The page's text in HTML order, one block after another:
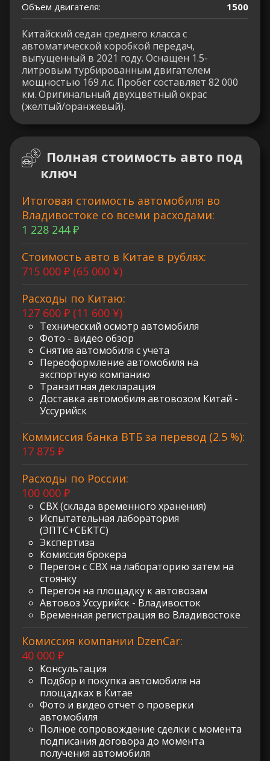
Объем двигателя:
1500
Китайский седан среднего класса с
автоматической коробкой передач,
выпущенный в 2021 году. Оснащен 1.5-
литровым турбированным двигателем
мощностью 169 л.с. Пробег составляет 82 000
км. Оригинальный двухцветный окрас
(желтый/оранжевый).
Полная стоимость авто под
ключ
Итоговая стоимость автомобиля во
Владивостоке со всеми расходами:
1 228 244 ₽
Стоимость авто в Китае в рублях:
715 000 ₽ (65 000 ¥)
Расходы по Китаю:
127 600 ₽ (11 600 ¥)
Технический осмотр автомобиля
Фото - видео обзор
Снятие автомобиля с учета
Переоформление автомобиля на
экспортную компанию
Транзитная декларация
Доставка автомобиля автовозом Китай -
Уссурийск
Коммиссия банка ВТБ за перевод (2.5 %):
17 875 ₽
Расходы по России:
100 000 ₽
СВХ (склада временного хранения)
Испытательная лаборатория
(ЭПТС+СБКТС)
Экспертиза
Комиссия брокера
Перегон с СВХ на лабораторию затем на
стоянку
Перегон на площадку к автовозам
Автовоз Уссурийск - Владивосток
Временная регистрация во Владивостоке
Комиссия компании DzenCar:
40 000 ₽
Консультация
Подбор и покупка автомобиля на
площадках в Китае
Фото и видео отчет о проверки
автомобиля
Полное сопровождение сделки с момента
подписания договора до момента
получения автомобиля